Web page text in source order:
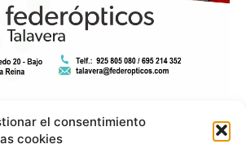
el consentimiento
cookies